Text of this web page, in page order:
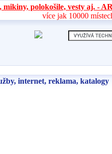
mikiny, polokošile, vesty aj. -
více jak 10000
internet, reklama, katalogy